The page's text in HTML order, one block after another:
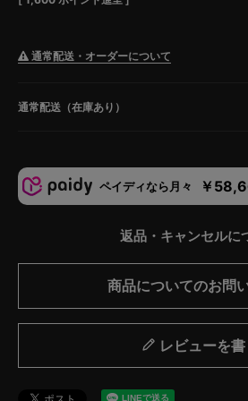
通常配送・オーダーについて
通常配送（在庫あり）
ペイディなら月々 ￥
返品・キャンセルに
商品についてのお問
レビューを書